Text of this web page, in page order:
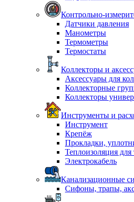
Контрольно-
Датчики давления
Манометры
Термометры
Термостаты
Коллекторы и
Аксессуары для
Коллекторные
Коллекторы
Инструменты и
Инструмент
Крепёж
Прокладки,
Теплоизоляция для
Электрокабель
Канализационные
Сифоны, трапы,